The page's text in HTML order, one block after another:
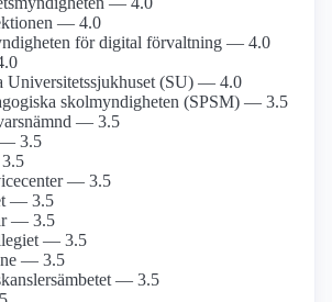
— 4.0
för digital förvaltning — 4.0
Universitetssjukhuset (SU) — 4.0
skolmyndigheten (SPSM) — 3.5
— 3.5
3.5
— 3.5
— 3.5
— 3.5
— 3.5
— 3.5
— 3.5